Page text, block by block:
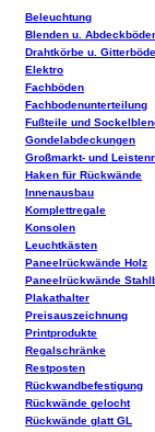
Beleuchtung
Blenden u.
Drahtkörbe u.
Elektro
Fachböden
Fachbodenunterteilung
Fußteile und
Gondelabdeckungen
Großmarkt- und
Haken für Rückwände
Innenausbau
Komplettregale
Konsolen
Leuchtkästen
Paneelrückwände Holz
Paneelrückwände
Plakathalter
Preisauszeichnung
Printprodukte
Regalschränke
Restposten
Rückwandbefestigung
Rückwände gelocht
Rückwände glatt GL